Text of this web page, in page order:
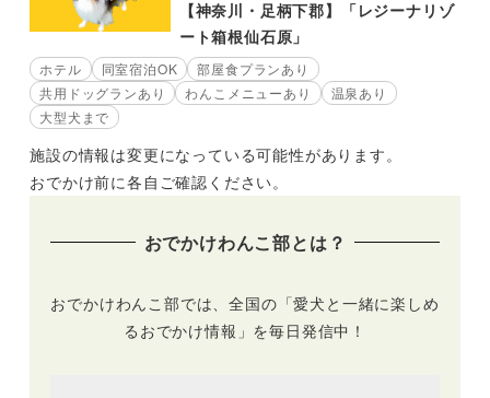
【神奈川・足柄下郡】「レジーナリゾ
ート箱根仙石原」
ホテル 同室宿泊OK
部屋食プランあり
共用ドッグランあり
わんこメニューあり
温泉あり
大型犬まで
施設の情報は変更になっている可能性があります。
おでかけ前に各自ご確認ください。
おでかけわんこ部とは？
おでかけわんこ部では、全国の「愛犬と一緒に楽しめ
るおでかけ情報」を毎日発信中！